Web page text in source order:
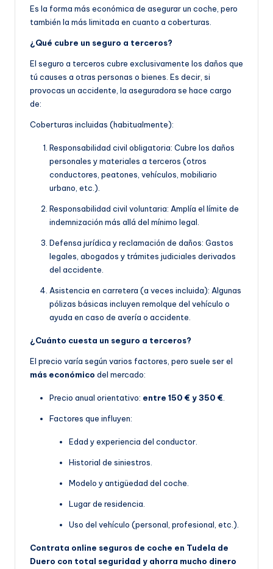
Es la forma más económica de asegurar un coche, pero
también la más limitada en cuanto a coberturas.
¿Qué cubre un seguro a terceros?
El seguro a terceros cubre exclusivamente los daños que
tú causes a otras personas o bienes. Es decir, si
provocas un accidente, la aseguradora se hace cargo
de:
Coberturas incluidas (habitualmente):
Responsabilidad civil obligatoria: Cubre los daños
personales y materiales a terceros (otros
conductores, peatones, vehículos, mobiliario
urbano, etc.).
Responsabilidad civil voluntaria: Amplía el límite de
indemnización más allá del mínimo legal.
Defensa jurídica y reclamación de daños: Gastos
legales, abogados y trámites judiciales derivados
del accidente.
Asistencia en carretera (a veces incluida): Algunas
pólizas básicas incluyen remolque del vehículo o
ayuda en caso de avería o accidente.
¿Cuánto cuesta un seguro a terceros?
El precio varía según varios factores, pero suele ser el
más económico del mercado:
Precio anual orientativo: entre 150 € y 350 €.
Factores que influyen:
Edad y experiencia del conductor.
Historial de siniestros.
Modelo y antigüedad del coche.
Lugar de residencia.
Uso del vehículo (personal, profesional, etc.).
Contrata online seguros de coche en Tudela de
Duero con total seguridad y ahorra mucho dinero